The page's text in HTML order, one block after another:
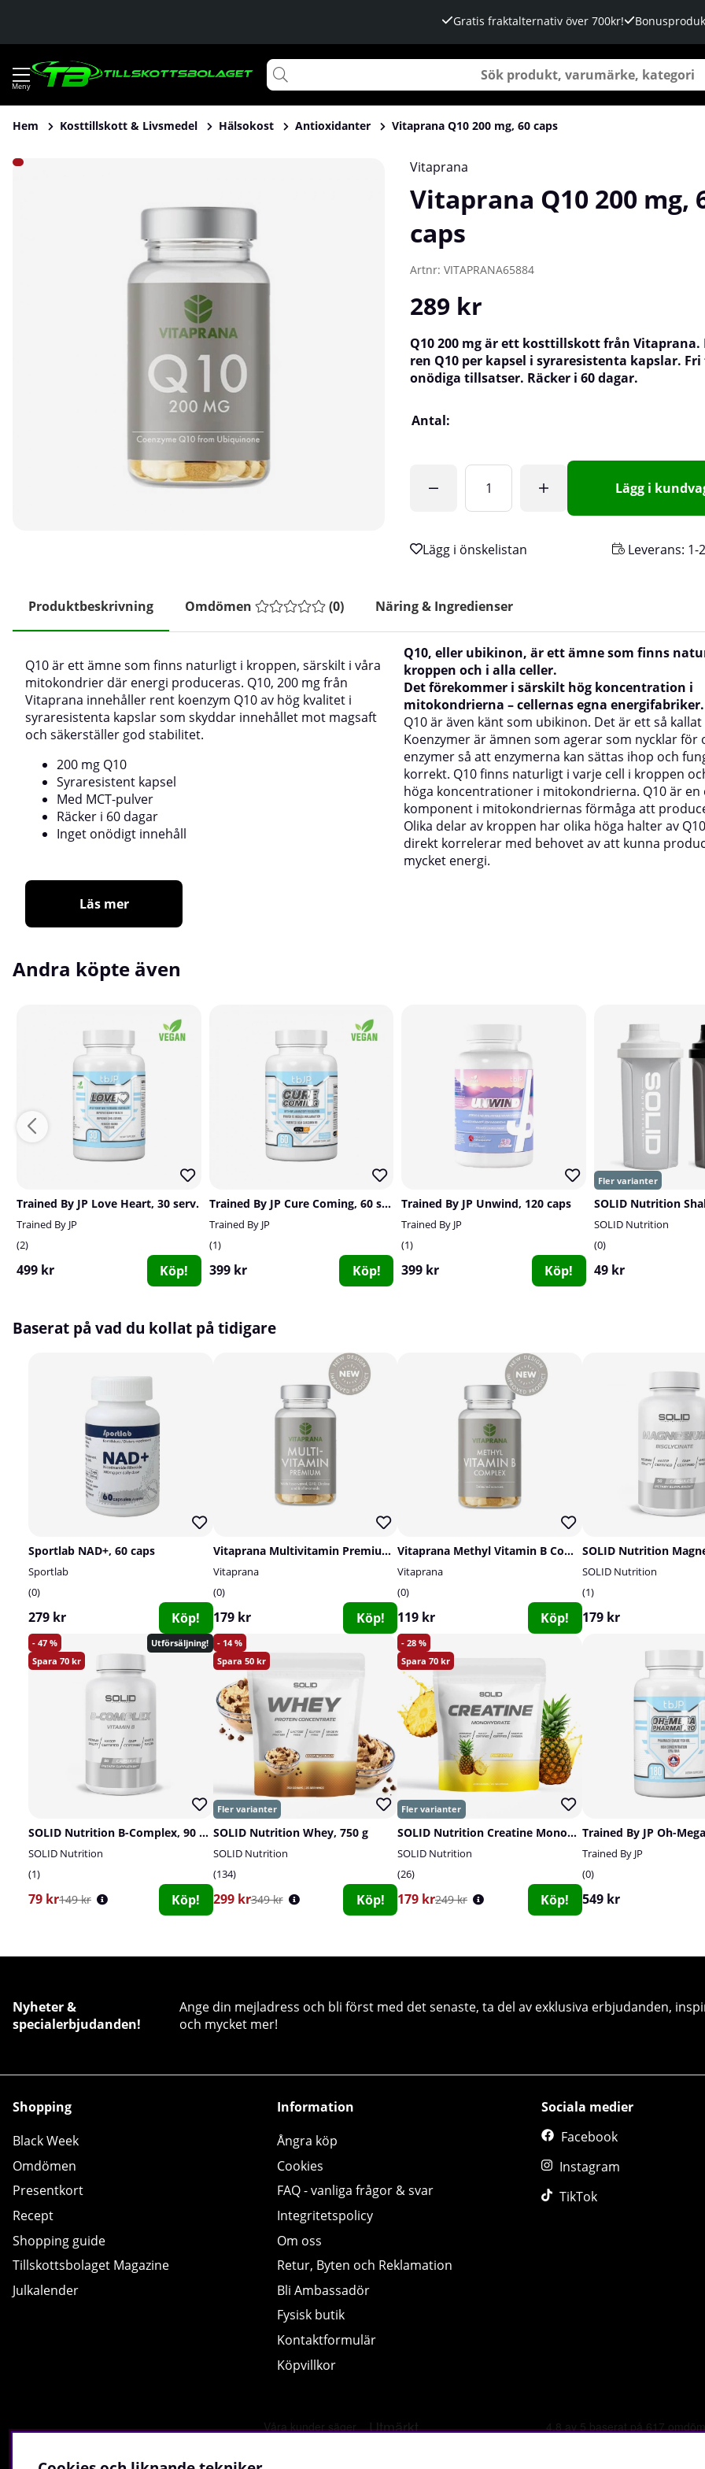
Gratis fraktalternativ över 700kr!
Hem Kosttillskott & Livsmedel Hälsokost Antioxidanter Vitaprana Q10 200 mg, 60 caps
Produktbilder Vitaprana Q10 200 mg, 60 caps Vitaprana
Vitaprana Q10 200 mg,
caps
Artnr: VITAPRANA65884
289 kr
Q10 200 mg är ett kosttillskott från Vitaprana.
ren Q10 per kapsel i syraresistenta kapslar.
onödiga tillsatser. Räcker i 60 dagar.
Antal:
Lägg i
Leverans: 1-
Produktbeskrivning Omdömen (0) Näring & Ingredienser
Q10 är ett ämne som finns naturligt i kroppen, särskilt i våra
mitokondrier där energi produceras. Q10, 200 mg från
Vitaprana innehåller rent koenzym Q10 av hög kvalitet i
syraresistenta kapslar som skyddar innehållet mot magsaft
och säkerställer god stabilitet.
200 mg Q10
Syraresistent kapsel
Med MCT-pulver
Räcker i 60 dagar
Inget onödigt innehåll
Q10, eller ubikinon, är ett ämne som finns
kroppen och i alla celler.
Det förekommer i särskilt hög koncentration i
mitokondrierna – cellernas egna energifabriker.
Q10 är även känt som ubikinon. Det är ett så kallat
Koenzymer är ämnen som agerar som nycklar för
enzymer så att enzymerna kan sättas ihop och
korrekt. Q10 finns naturligt i varje cell i kroppen
höga koncentrationer i mitokondrierna. Q10 är en
komponent i mitokondriernas förmåga att
Olika delar av kroppen har olika höga halter av
direkt korrelerar med behovet av att kunna
mycket energi.
Läs mer
Andra köpte även
Trained By JP Love Heart, 30 serv.
Trained By JP
2
499 kr Köp!
Trained By JP Cure Coming, 60 serv.
Trained By JP
1
399 kr Köp!
Trained By JP Unwind, 120 caps
Trained By JP
1
399 kr Köp!
SOLID Nutrition
SOLID Nutrition
0
49 kr
Baserat på vad du kollat på tidigare
Sportlab NAD+, 60 caps
Sportlab
0
279 kr Köp!
Vitaprana Multivitamin Premium, 50 caps
Vitaprana
0
179 kr Köp!
Vitaprana Methyl Vitamin B Complex, 50 caps
Vitaprana
0
119 kr Köp!
SOLID Nutrition
1
179 kr
47
70
Utförsäljning!
SOLID Nutrition B-Complex, 90 caps
SOLID Nutrition
1
79 kr149 kr Köp!
14
50
SOLID Nutrition Whey, 750 g
SOLID Nutrition
134
299 kr349 kr Köp!
28
70
SOLID Nutrition Creatine Monohydrate, 400 g
SOLID Nutrition
26
179 kr249 kr Köp!
Trained By JP
0
549 kr
Nyheter &
specialerbjudanden!
Ange din mejladress och bli först med det senaste, ta del av exklusiva erbjudanden,
och mycket mer!
Shopping
Black Week
Omdömen
Presentkort
Recept
Shopping guide
Tillskottsbolaget Magazine
Julkalender
Information
Ångra köp
Cookies
FAQ - vanliga frågor & svar
Integritetspolicy
Om oss
Retur, Byten och Reklamation
Bli Ambassadör
Fysisk butik
Kontaktformulär
Köpvillkor
Sociala medier
Facebook
Instagram
TikTok